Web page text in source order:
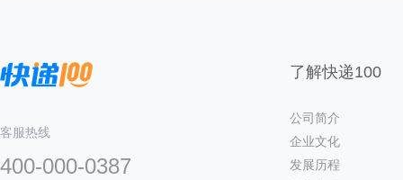
客服热线
400-000-0387
了解快递100
公司简介
企业文化
发展历程